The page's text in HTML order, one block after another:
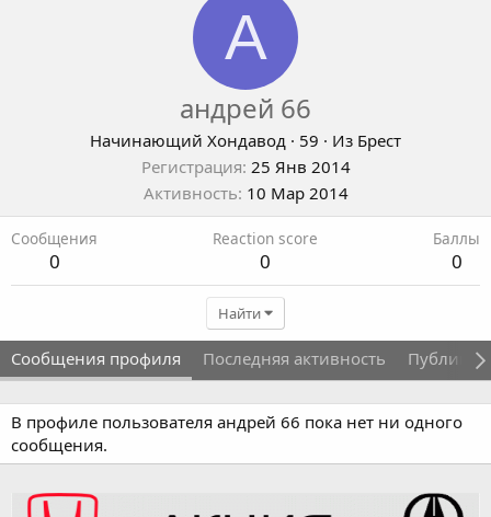
А
андрей 66
Начинающий Хондавод · 59 · Из Брест
Регистрация 25 Янв 2014
Активность 10 Мар 2014
Сообщения
0
Reaction score
0
Баллы
0
Найти
Сообщения профиля Последняя активность
В профиле пользователя андрей 66 пока нет ни одного
сообщения.